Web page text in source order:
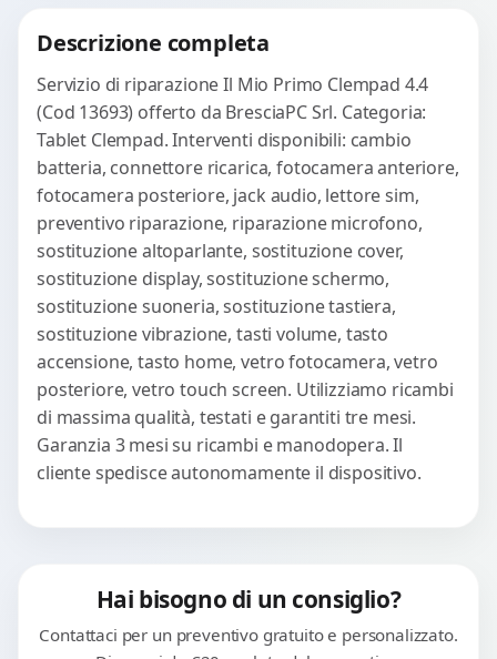
Descrizione completa
Servizio di riparazione Il Mio Primo Clempad 4.4
(Cod 13693) offerto da BresciaPC Srl. Categoria:
Tablet Clempad. Interventi disponibili: cambio
batteria, connettore ricarica, fotocamera anteriore,
fotocamera posteriore, jack audio, lettore sim,
preventivo riparazione, riparazione microfono,
sostituzione altoparlante, sostituzione cover,
sostituzione display, sostituzione schermo,
sostituzione suoneria, sostituzione tastiera,
sostituzione vibrazione, tasti volume, tasto
accensione, tasto home, vetro fotocamera, vetro
posteriore, vetro touch screen. Utilizziamo ricambi
di massima qualità, testati e garantiti tre mesi.
Garanzia 3 mesi su ricambi e manodopera. Il
cliente spedisce autonomamente il dispositivo.
Hai bisogno di un consiglio?
Contattaci per un preventivo gratuito e personalizzato.